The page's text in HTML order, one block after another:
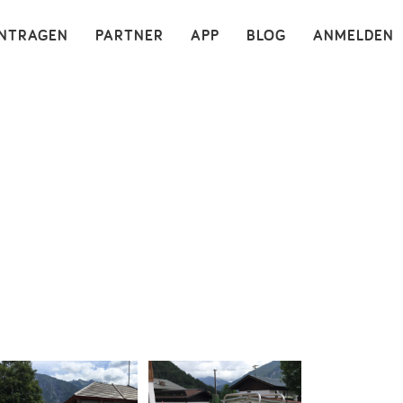
ANMELDEN
BLOG
APP
PARTNER ×